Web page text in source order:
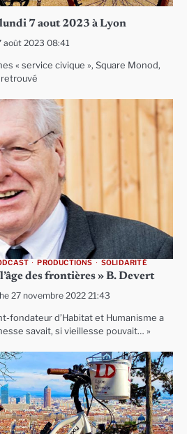
7 aout 2023 à Lyon
août 2023 08:41
« service civique », Square Monod,
retrouvé
PRODUCTIONS SOLIDARITÉ
des frontières » B. Devert
27 novembre 2022 21:43
fondateur d’Habitat et Humanisme a
savait, si vieillesse pouvait… »